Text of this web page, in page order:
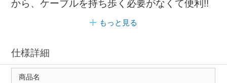
から、ケーブルを持ち歩く必要がなくて便利!!
もっと見る
仕様詳細
商品名